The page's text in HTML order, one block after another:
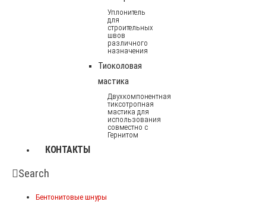
Уплонитель
для
строительных
швов
различного
назначения
Тиоколовая
мастика
Двухкомпонентная
тиксотропная
мастика для
использования
совместно с
Гернитом
КОНТАКТЫ
Search
Бентонитовые шнуры